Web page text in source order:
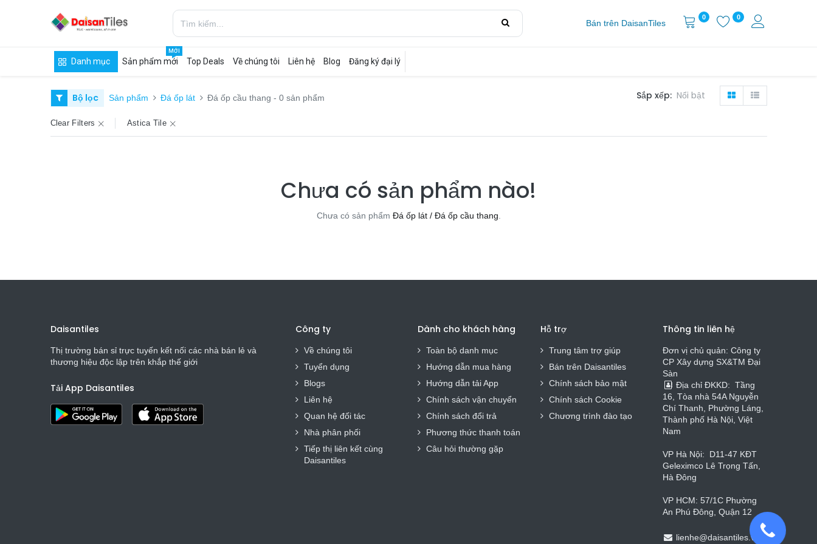
Bán trên DaisanTiles
0 0
Danh mục Sản phẩm mới
MỚI
Top Deals Về chúng tôi Liên hệ Blog Đăng ký đại lý
Bộ lọc Sản phẩm Đá ốp lát Đá ốp cầu thang - 0 sản phẩm Sắp xếp: Nổi bật
Clear Filters Astica Tile
Chưa có sản phẩm nào!
Chưa có sản phẩm Đá ốp lát / Đá ốp cầu thang
Daisantiles
Thị trường bán sỉ trực tuyến kết nối các nhà bán lẻ và
thương hiệu độc lập trên khắp thế giới
Tải App Daisantiles
Công ty
Về chúng tôi
Tuyển dụng
Blogs
Liên hệ
Quan hệ đối tác
Nhà phân phối
Tiếp thị liên kết cùng
Daisantiles
Dành cho khách hàng
Toàn bộ danh mục
Hướng dẫn mua hàng
Hướng dẫn tải App
Chính sách vận chuyển
Chính sách đổi trả
Phương thức thanh toán
Câu hỏi thường gặp
Hỗ trợ
Trung tâm trợ giúp
Bán trên Daisantiles
Chính sách bảo mật
Chính sách Cookie
Chương trình đào tạo
Thông tin liên hệ
Đơn vị chủ quản: Công ty
CP Xây dựng SX&TM Đại
Sàn
Địa chỉ ĐKKD: Tầng
16, Tòa nhà 54A Nguyễn
Chí Thanh, Phường Láng,
Thành phố Hà Nội, Việt
Nam
VP Hà Nội: D11-47 KĐT
Geleximco Lê Trọng Tấn,
Hà Đông
VP HCM: 57/1C Phường
An Phú Đông, Quận 12
lienhe@daisantiles.vn